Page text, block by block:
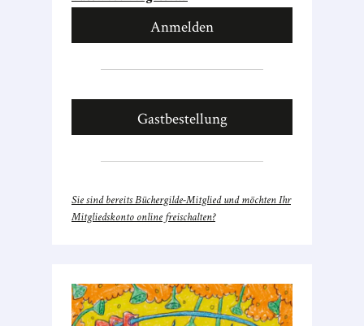
Gastbestellung
Sie sind bereits Büchergilde-Mitglied und möchten Ihr
Mitgliedskonto online freischalten?